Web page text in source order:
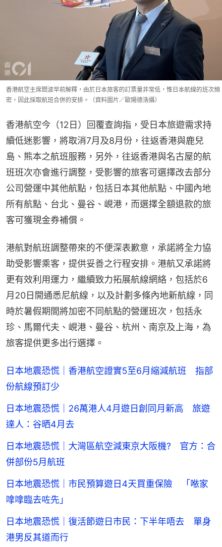
香港航空主席閻波早前解釋，由於日本旅客的訂票量非常低，惟日本航線的班次頻
密，因此採取航班合併的安排。（資料圖片／歐陽德浩攝）
香港航空今（12日）回覆查詢指，受日本旅遊需求持
續低迷影響，將取消7月及8月份，往返香港與鹿兒
島、熊本之航班服務，另外，往返香港與名古屋的航
班班次亦會進行調整，受影響的旅客可選擇改去部分
公司營運中其他航點，包括日本其他航點、中國內地
所有航點、台北、曼谷、峴港，而選擇全額退款的旅
客可獲現金券補償。
港航對航班調整帶來的不便深表歉意，承諾將全力協
助受影響乘客，提供妥善之行程安排。港航又承諾將
更有效利用運力，繼續致力拓展航線網絡，包括於6
月20日開通悉尼航線，以及計劃多條內地新航線，同
時於暑假期間將加密不同航點的營運班次，包括永
珍、馬爾代夫、峴港、曼谷、杭州、南京及上海，為
旅客提供更多出行選擇。
日本地震恐慌｜香港航空證實5至6月縮減航班 指部
份航線預訂少
日本地震恐慌｜26萬港人4月遊日創同月新高 旅遊
達人：谷晒4月去
日本地震恐慌｜大灣區航空減東京大阪機? 官方：合
併部份5月航班
日本地震恐慌｜市民預算遊日4天買重保險 「𠵱家
嗱嗱臨去咗先」
日本地震恐慌｜復活節遊日市民：下半年唔去 單身
港男反其道而行